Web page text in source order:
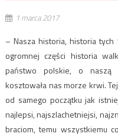
1 marca 2017
– Nasza historia, historia
ogromnej części historia
państwo polskie, o naszą
kosztowała nas morze krwi.
od samego początku jak
najlepsi, najszlachetniejsi,
braciom, temu wszystkiemu